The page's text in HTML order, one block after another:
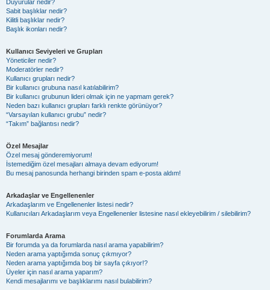
Duyurular nedir?
Sabit başlıklar nedir?
Kilitli başlıklar nedir?
Başlık ikonları nedir?
Kullanıcı Seviyeleri ve Grupları
Yöneticiler nedir?
Moderatörler nedir?
Kullanıcı grupları nedir?
Bir kullanıcı grubuna nasıl katılabilirim?
Bir kullanıcı grubunun lideri olmak için ne yapmam gerek?
Neden bazı kullanıcı grupları farklı renkte görünüyor?
“Varsayılan kullanıcı grubu” nedir?
“Takım” bağlantısı nedir?
Özel Mesajlar
Özel mesaj gönderemiyorum!
İstemediğim özel mesajları almaya devam ediyorum!
Bu mesaj panosunda herhangi birinden spam e-posta aldım!
Arkadaşlar ve Engellenenler
Arkadaşlarım ve Engellenenler listesi nedir?
Kullanıcıları Arkadaşlarım veya Engellenenler listesine nasıl ekleyebilirim / silebilirim?
Forumlarda Arama
Bir forumda ya da forumlarda nasıl arama yapabilirim?
Neden arama yaptığımda sonuç çıkmıyor?
Neden arama yaptığımda boş bir sayfa çıkıyor!?
Üyeler için nasıl arama yaparım?
Kendi mesajlarımı ve başlıklarımı nasıl bulabilirim?